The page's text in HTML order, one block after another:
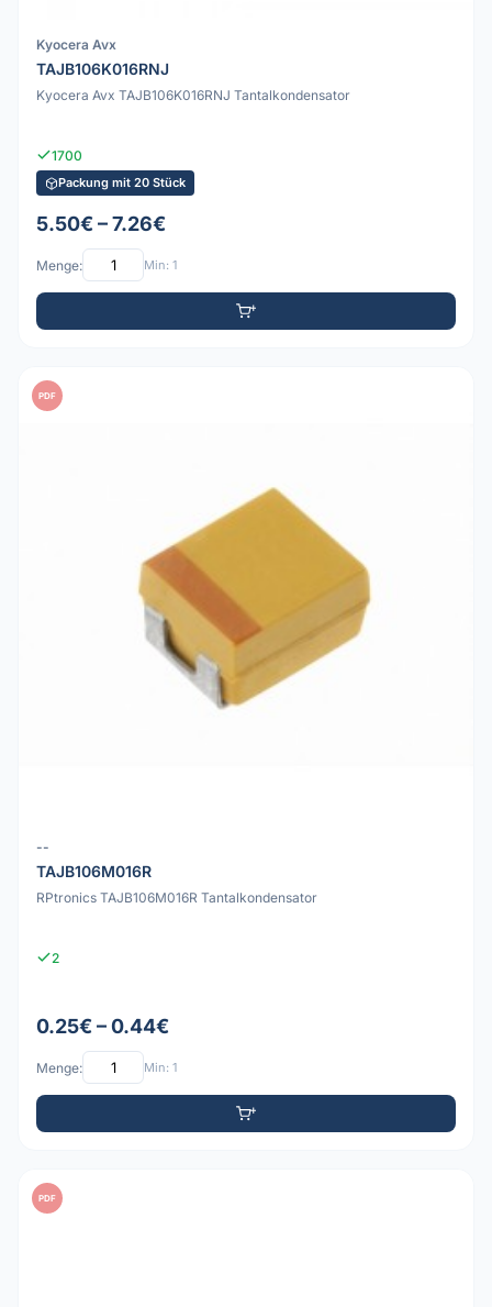
Kyocera Avx
TAJB106K016RNJ
Kyocera Avx TAJB106K016RNJ Tantalkondensator
1700
Packung mit 20 Stück
5.50€ – 7.26€
Menge: Min: 1
PDF
--
TAJB106M016R
RPtronics TAJB106M016R Tantalkondensator
2
0.25€ – 0.44€
Menge: Min: 1
PDF